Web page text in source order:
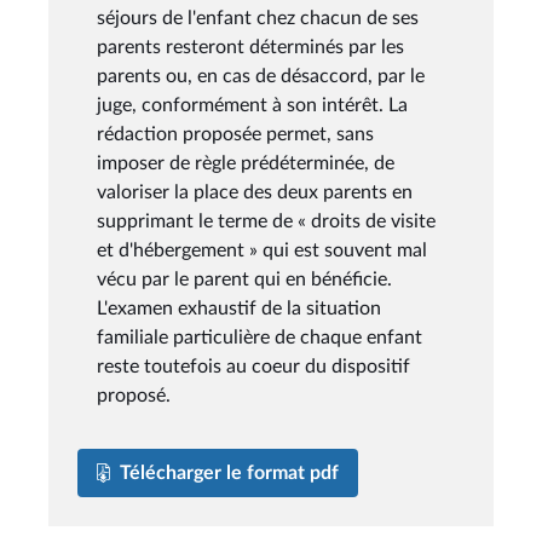
séjours de l'enfant chez chacun de ses
parents resteront déterminés par les
parents ou, en cas de désaccord, par le
juge, conformément à son intérêt. La
rédaction proposée permet, sans
imposer de règle prédéterminée, de
valoriser la place des deux parents en
supprimant le terme de « droits de visite
et d'hébergement » qui est souvent mal
vécu par le parent qui en bénéficie.
L'examen exhaustif de la situation
familiale particulière de chaque enfant
reste toutefois au coeur du dispositif
proposé.
Télécharger le format pdf